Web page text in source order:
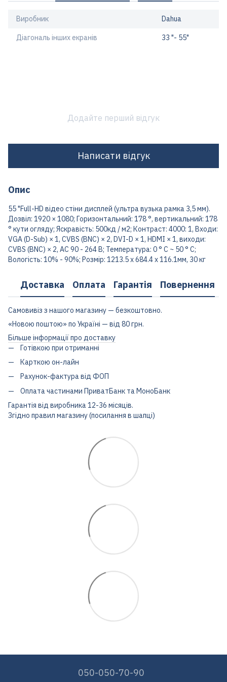
Виробник Dahua
Діагональ інших екранів 33 "- 55"
Додайте перший відгук
Написати відгук
Опис
55 "Full-HD відео стіни дисплей (ультра вузька рамка 3,5 мм).
Дозвіл: 1920 × 1080; Горизонтальний: 178 °, вертикальний: 178
° кути огляду; Яскравість: 500кд / м2; Контраст: 4000: 1, Входи:
VGA (D-Sub) × 1, CVBS (BNC) × 2, DVI-D × 1, HDMI × 1, виходи:
CVBS (BNC) × 2, АС 90 - 264 В; Температура: 0 ° C ~ 50 ° C;
Вологість: 10% - 90%; Розмір: 1213.5 х 684.4 х 116.1мм, 30 кг
Доставка Оплата Гарантія Повернення
Самовивіз з нашого магазину — безкоштовно.
«Новою поштою» по Україні — від 80 грн.
Більше інформації про доставку
Готівкою при отриманні
Карткою он-лайн
Рахунок-фактура від ФОП
Оплата частинами ПриватБанк та МоноБанк
Гарантія від виробника 12-36 місяців.
Згідно правил магазину (посилання в шапці)
050-050-70-90